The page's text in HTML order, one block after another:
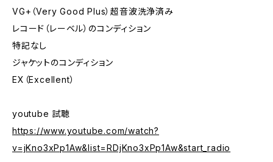
VG+（Very Good Plus）超音波洗浄済み
レコード（レーベル）のコンディション
特記なし
ジャケットのコンディション
EX（Excellent）
youtube 試聴
https://www.youtube.com/watch?
v=jKno3xPp1Aw&list=RDjKno3xPp1Aw&start_radio